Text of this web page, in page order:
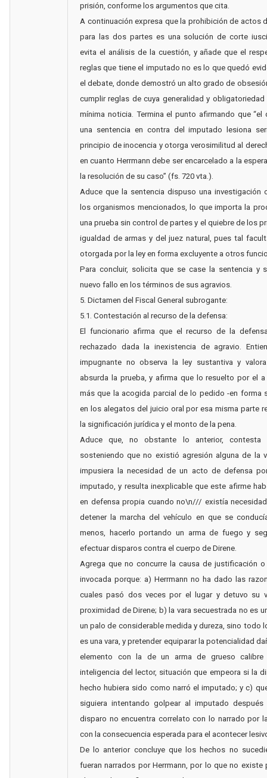
prisión, conforme los argumentos que cita.
A continuación expresa que la prohibición de actos
para las dos partes es una solución de corte
evita el análisis de la cuestión, y añade que el
reglas que tiene el imputado no es lo que quedó
el debate, donde demostró un alto grado de
cumplir reglas de cuya generalidad y
mínima noticia. Termina el punto afirmando que “el
una sentencia en contra del imputado lesiona
principio de inocencia y otorga verosimilitud al
en cuanto Herrmann debe ser encarcelado a la
la resolución de su caso” (fs. 720 vta.).
Aduce que la sentencia dispuso una investigación
los organismos mencionados, lo que importa la
una prueba sin control de partes y el quiebre de los
igualdad de armas y del juez natural, pues tal
otorgada por la ley en forma excluyente a otros
Para concluir, solicita que se case la sentencia y
nuevo fallo en los términos de sus agravios.
5. Dictamen del Fiscal General subrogante:
5.1. Contestación al recurso de la defensa:
El funcionario afirma que el recurso de la
rechazado dada la inexistencia de agravio.
impugnante no observa la ley sustantiva y
absurda la prueba, y afirma que lo resuelto por el
más que la acogida parcial de lo pedido -en forma
en los alegatos del juicio oral por esa misma parte
la significación jurídica y el monto de la pena.
Aduce que, no obstante lo anterior, contesta
sosteniendo que no existió agresión alguna de la
impusiera la necesidad de un acto de defensa
imputado, y resulta inexplicable que este afirme
en defensa propia cuando no\n/// existía
detener la marcha del vehículo en que se
menos, hacerlo portando un arma de fuego y
efectuar disparos contra el cuerpo de Direne.
Agrega que no concurre la causa de justificación o
invocada porque: a) Herrmann no ha dado las
cuales pasó dos veces por el lugar y detuvo su
proximidad de Direne; b) la vara secuestrada no es
un palo de considerable medida y dureza, sino todo
es una vara, y pretender equiparar la potencialidad
elemento con la de un arma de grueso calibre
inteligencia del lector, situación que empeora si la
hecho hubiera sido como narró el imputado; y c)
siguiera intentando golpear al imputado después
disparo no encuentra correlato con lo narrado por
con la consecuencia esperada para el acontecer
De lo anterior concluye que los hechos no
fueran narrados por Herrmann, por lo que no existe